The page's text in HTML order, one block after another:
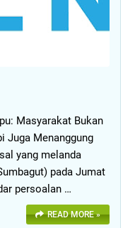
Masyarakat Bukan
Juga Menanggung
yang melanda
pada Jumat
persoalan …
READ MORE »